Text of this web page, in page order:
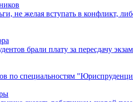
не желая вступать в конфликт,
брали плату за пересдачу
по специальностям